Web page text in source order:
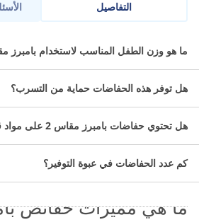
التفاصيل
توفر حفاضات
طوال الليل ولمدة 12 ساعة،
الصباح.
عدد الحفاضات
108 حفاضة.
ما هي مميزات حفائض
ما هو وزن الطفل المناسب لاستخدام بامبرز
هل توفر هذه الحفاضات حماية من التسرب؟
هل تحتوي حفاضات بامبرز مقاس 2 على مواد قد تسبب حساسية؟
كم عدد الحفاضات في عبوة التوفير؟